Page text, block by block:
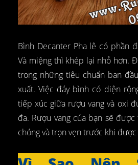
Bình Decanter Pha lê có phần
Và miệng thì khép lại nhỏ hơn.
trong những tiêu chuẩn ban
xuất. Việc đáy bình có diện
tiếp xúc giữa rượu vang và oxi
đa. Rượu vang của bạn sẽ
chóng và trọn vẹn trước khi